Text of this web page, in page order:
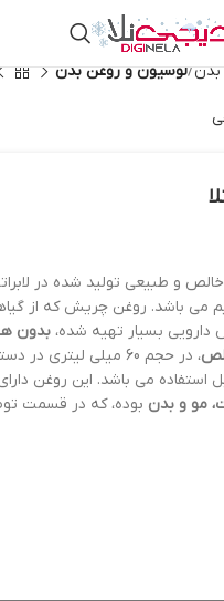
لوسیون و روغن بدن
های 100% خالص و طبیعی تولید شده در
می باشد. روغن چریش که از
دارویی بسیار تهیه شده، بدون
، در حجم 60 میلی لیتری
استفاده می باشد. این روغن
مو و بدن بوده، که در قسمت